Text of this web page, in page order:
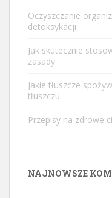
Oczyszczanie
detoksykacji
Jak skutecznie
zasady
Jakie tłuszcze
tłuszczu
Przepisy na zdrowe
NAJNOWSZE